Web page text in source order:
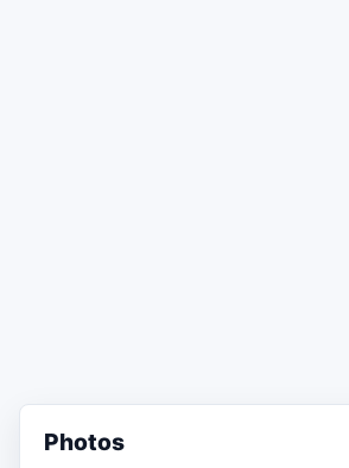
Photos